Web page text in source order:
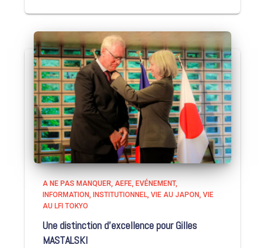
A NE PAS MANQUER AEFE EVÉNEMENT
INFORMATION
INSTITUTIONNEL VIE AU JAPON VIE
AU LFI TOKYO
Une distinction d’excellence pour Gilles
MASTALSKI